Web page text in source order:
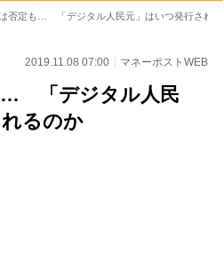
否定も… 「デジタル人民元」はいつ発行される
2019.11.08 07:00 マネーポストWEB
… 「デジタル人民
るのか